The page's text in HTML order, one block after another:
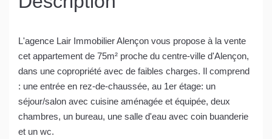
L'agence Lair Immobilier Alençon vous propose à la vente
cet appartement de 75m² proche du centre-ville d'Alençon,
dans une copropriété avec de faibles charges. Il comprend
: une entrée en rez-de-chaussée, au 1er étage: un
séjour/salon avec cuisine aménagée et équipée, deux
chambres, un bureau, une salle d'eau avec coin buanderie
et un wc.